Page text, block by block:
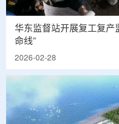
华东监督站开展复工复产
命线”
2026-02-28